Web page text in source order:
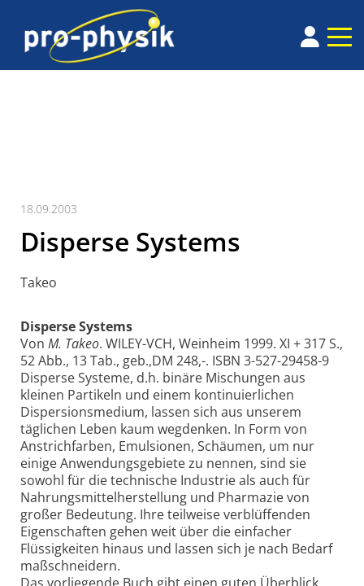
18.09.2003
Disperse Systems
Takeo
Disperse Systems
Von M. Takeo. WILEY-VCH, Weinheim 1999. XI + 317 S.,
52 Abb., 13 Tab., geb.,DM 248,-. ISBN 3-527-29458-9
Disperse Systeme, d.h. binäre Mischungen aus
kleinen Partikeln und einem kontinuierlichen
Dispersionsmedium, lassen sich aus unserem
täglichen Leben kaum wegdenken. In Form von
Anstrichfarben, Emulsionen, Schäumen, um nur
einige Anwendungsgebiete zu nennen, sind sie
sowohl für die technische Industrie als auch für
Nahrungsmittelherstellung und Pharmazie von
großer Bedeutung. Ihre teilweise verblüffenden
Eigenschaften gehen weit über die einfacher
Flüssigkeiten hinaus und lassen sich je nach Bedarf
maßschneidern.